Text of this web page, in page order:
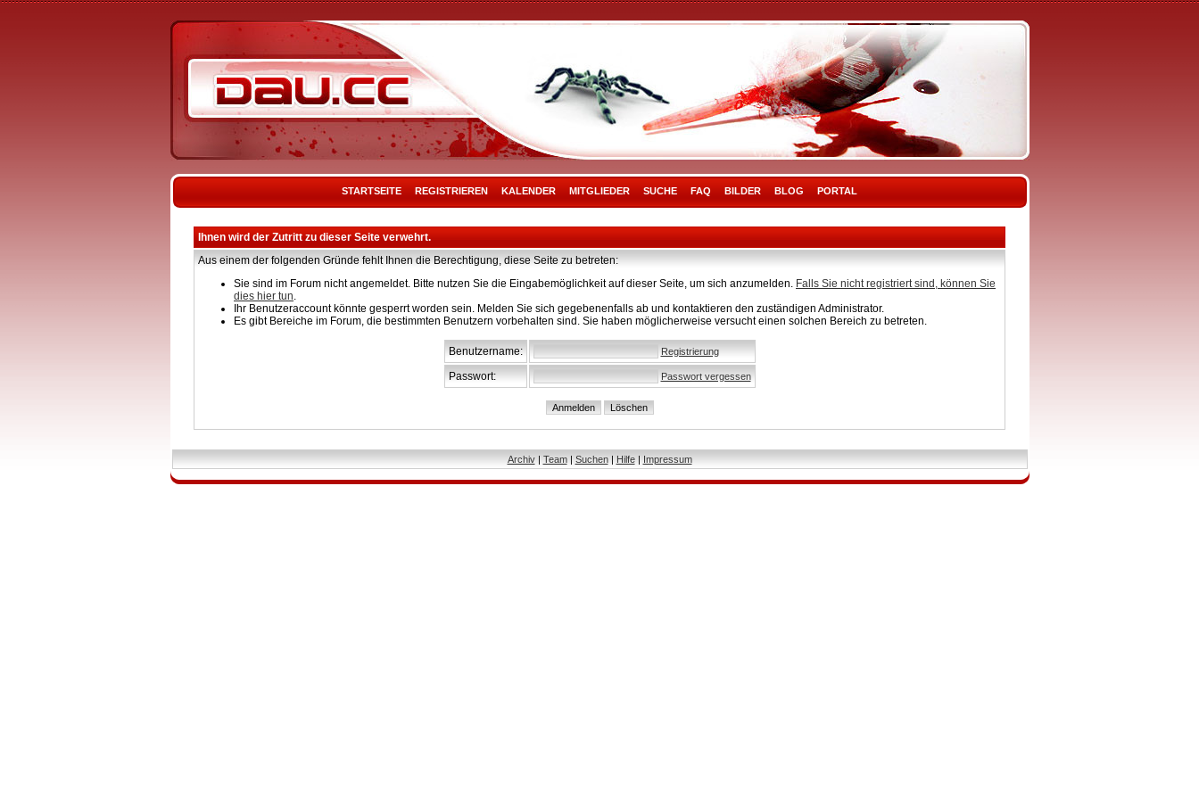
STARTSEITE REGISTRIEREN KALENDER MITGLIEDER SUCHE FAQ BILDER BLOG PORTAL
Ihnen wird der Zutritt zu dieser Seite verwehrt.
Aus einem der folgenden Gründe fehlt Ihnen die Berechtigung, diese Seite zu betreten:
Sie sind im Forum nicht angemeldet. Bitte nutzen Sie die Eingabemöglichkeit auf dieser Seite, um sich anzumelden. Falls Sie nicht registriert sind, können Sie
dies hier tun.
Ihr Benutzeraccount könnte gesperrt worden sein. Melden Sie sich gegebenenfalls ab und kontaktieren den zuständigen Administrator.
Es gibt Bereiche im Forum, die bestimmten Benutzern vorbehalten sind. Sie haben möglicherweise versucht einen solchen Bereich zu betreten.
Benutzername: Registrierung
Passwort: Passwort vergessen
Archiv| Team| Suchen| Hilfe| Impressum